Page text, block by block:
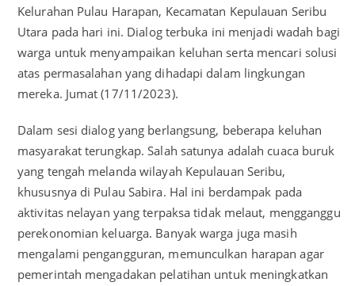
Kelurahan Pulau Harapan, Kecamatan Kepulauan Seribu
Utara pada hari ini. Dialog terbuka ini menjadi wadah bagi
warga untuk menyampaikan keluhan serta mencari solusi
atas permasalahan yang dihadapi dalam lingkungan
mereka. Jumat (17/11/2023).
Dalam sesi dialog yang berlangsung, beberapa keluhan
masyarakat terungkap. Salah satunya adalah cuaca buruk
yang tengah melanda wilayah Kepulauan Seribu,
khususnya di Pulau Sabira. Hal ini berdampak pada
aktivitas nelayan yang terpaksa tidak melaut, mengganggu
perekonomian keluarga. Banyak warga juga masih
mengalami pengangguran, memunculkan harapan agar
pemerintah mengadakan pelatihan untuk meningkatkan